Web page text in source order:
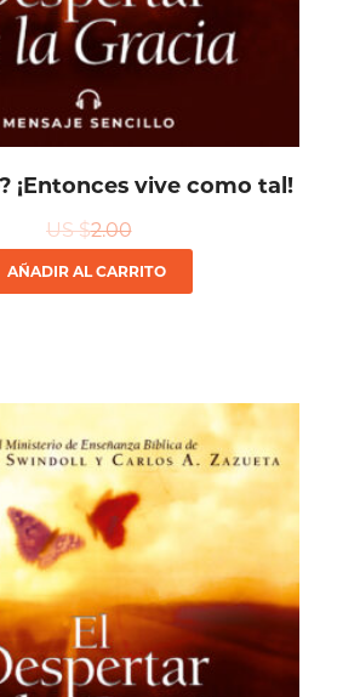
¡Entonces vive como tal!
US $2.00
AÑADIR AL CARRITO